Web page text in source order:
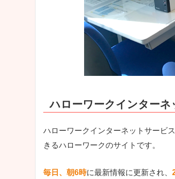
ハローワークインター
ハローワークインターネットサービ
きるハローワークのサイトです。
毎日、朝6時に最新情報に更新され、